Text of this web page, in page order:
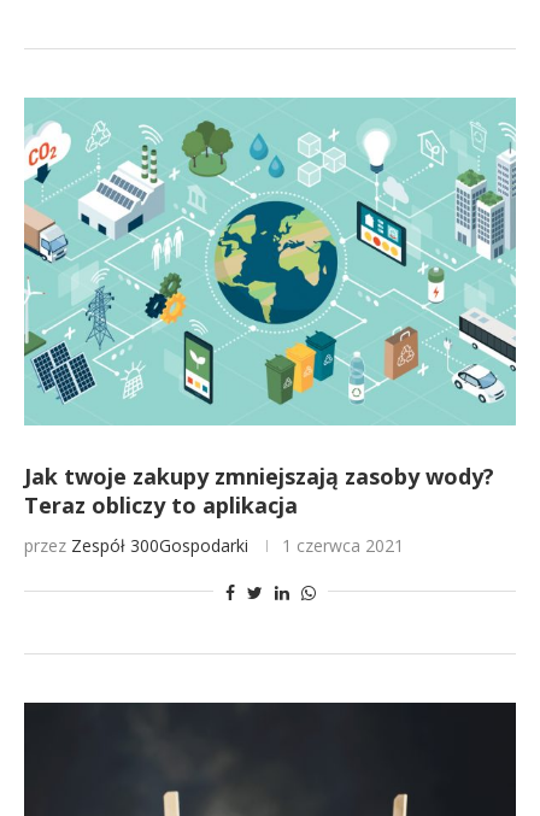
Jak twoje zakupy zmniejszają zasoby wody?
Teraz obliczy to aplikacja
przez Zespół 300Gospodarki 1 czerwca 2021